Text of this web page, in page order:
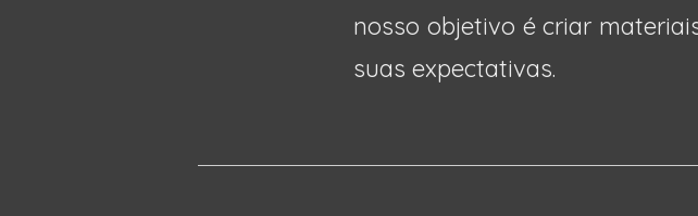
nosso objetivo é criar
suas expectativas.